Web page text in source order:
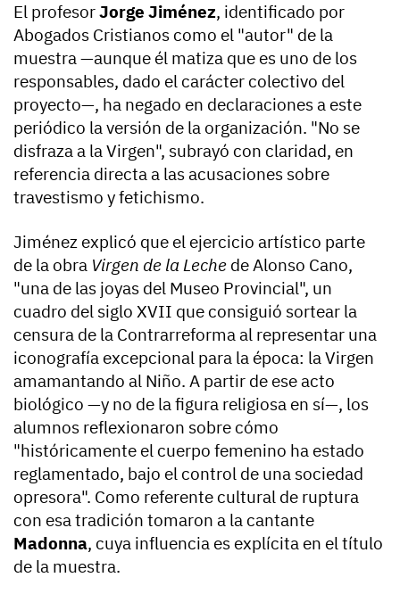
El profesorJorge Jiménez, identificado por
Abogados Cristianos como el "autor" de la
muestra —aunque él matiza que es uno de los
responsables, dado el carácter colectivo del
proyecto—, ha negado en declaraciones a este
periódico la versión de la organización. "No se
disfraza a la Virgen", subrayó con claridad, en
referencia directa a las acusaciones sobre
travestismo y fetichismo.
Jiménez explicó que el ejercicio artístico parte
de la obra Virgen de la Leche de Alonso Cano,
"una de las joyas del Museo Provincial", un
cuadro del siglo XVII que consiguió sortear la
censura de la Contrarreforma al representar una
iconografía excepcional para la época: la Virgen
amamantando al Niño. A partir de ese acto
biológico —y no de la figura religiosa en sí—, los
alumnos reflexionaron sobre cómo
"históricamente el cuerpo femenino ha estado
reglamentado, bajo el control de una sociedad
opresora". Como referente cultural de ruptura
con esa tradición tomaron a la cantante
Madonna, cuya influencia es explícita en el título
de la muestra.